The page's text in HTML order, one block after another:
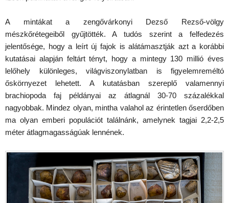
A mintákat a zengővárkonyi Dezső Rezső-völgy
mészkőrétegeiből gyűjtötték. A tudós szerint a felfedezés
jelentősége, hogy a leírt új fajok is alátámasztják azt a korábbi
kutatásai alapján feltárt tényt, hogy a mintegy 130 millió éves
lelőhely különleges, világviszonylatban is figyelemreméltó
őskörnyezet lehetett. A kutatásban szereplő valamennyi
brachiopoda faj példányai az átlagnál 30-70 százalékkal
nagyobbak. Mindez olyan, mintha valahol az érintetlen őserdőben
ma olyan emberi populációt találnánk, amelynek tagjai 2,2-2,5
méter átlagmagasságúak lennének.